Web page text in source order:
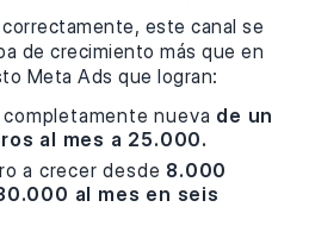
este canal se
de crecimiento más que en
Meta Ads que logran:
completamente nueva de un
al mes a 25.000.
a crecer desde 8.000
al mes en seis